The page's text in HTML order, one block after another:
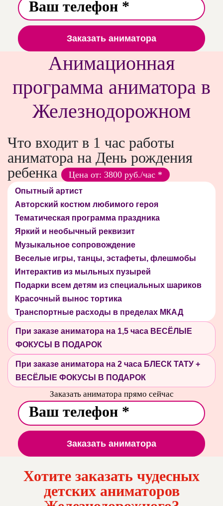
Заказать аниматора
Анимационная
программа аниматора в
Железнодорожном
Что входит в 1 час работы
аниматора на День рождения
ребенка
Цена от: 3800 руб./час *
Опытный артист
Авторский костюм любимого героя
Тематическая программа праздника
Яркий и необычный реквизит
Музыкальное сопровождение
Веселые игры, танцы, эстафеты, флешмобы
Интерактив из мыльных пузырей
Подарки всем детям из специальных шариков
Красочный вынос тортика
Транспортные расходы в пределах МКАД
При заказе аниматора на 1,5 часа ВЕСЁЛЫЕ
ФОКУСЫ В ПОДАРОК
При заказе аниматора на 2 часа БЛЕСК ТАТУ +
ВЕСЁЛЫЕ ФОКУСЫ В ПОДАРОК
Заказать аниматора прямо сейчас
Заказать аниматора
Хотите заказать чудесных
детских аниматоров